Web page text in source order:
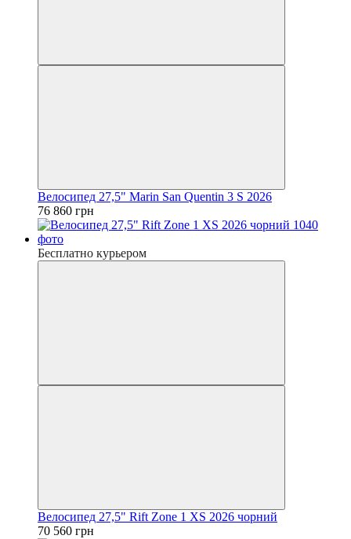
Велосипед 27,5" Marin San Quentin 3 S 2026
76 860 грн
Бесплатно курьером
Велосипед 27,5" Rift Zone 1 XS 2026 чорний
70 560 грн